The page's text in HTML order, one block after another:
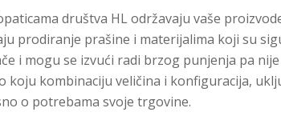
društva HL održavaju vaše
prodiranje prašine i materijalima koji su
i mogu se izvući radi brzog punjenja pa
koju kombinaciju veličina i konfiguracija,
o potrebama svoje trgovine.